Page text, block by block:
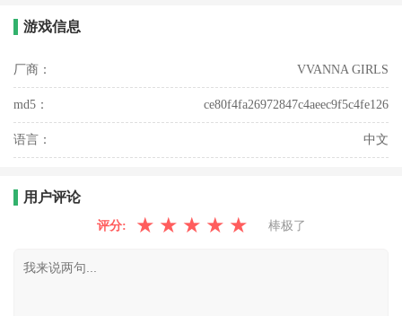
游戏信息
厂商： VVANNA GIRLS
md5： ce80f4fa26972847c4aeec9f5c4fe126
语言： 中文
用户评论
评分: ★ ★ ★ ★ ★ 棒极了